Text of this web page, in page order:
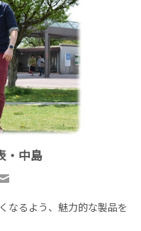
・中島
なるよう、魅力的な製品を